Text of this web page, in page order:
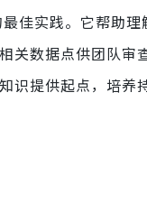
佳实践。它帮助理
关数据点供团队
提供起点，培养